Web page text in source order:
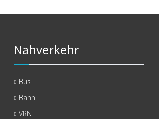
Nahverkehr
Bus
Bahn
VRN